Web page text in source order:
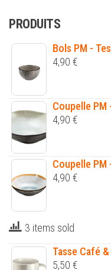
PRODUITS
Bols PM -
4,90 €
Coupelle PM
4,90 €
Coupelle PM
4,90 €
3 items sold
Tasse Café
5,50 €